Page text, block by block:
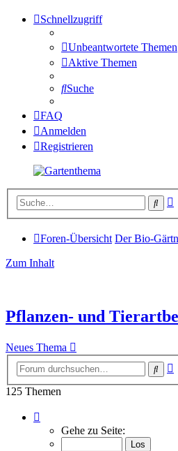
Schnellzugriff
Unbeantwortete Themen
Aktive Themen
Suche
FAQ
Anmelden
Registrieren
Suche
Foren-Übersicht Der Bio-
Zum Inhalt
Pflanzen- und
Neues Thema
Suche
125 Themen
von
Gehe zu Seite: